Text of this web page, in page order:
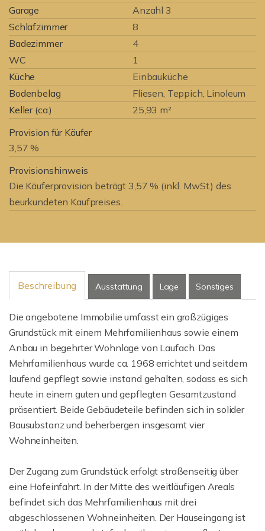
Garage
Anzahl 3
Schlafzimmer
8
Badezimmer
4
WC
1
Küche
Einbauküche
Bodenbelag
Fliesen, Teppich, Linoleum
Keller (ca.)
25,93 m²
Provision für Käufer
3,57 %
Provisionshinweis
Die Käuferprovision beträgt 3,57 % (inkl. MwSt.) des
beurkundeten Kaufpreises.
Beschreibung Ausstattung Lage Sonstiges
Die angebotene Immobilie umfasst ein großzügiges
Grundstück mit einem Mehrfamilienhaus sowie einem
Anbau in begehrter Wohnlage von Laufach. Das
Mehrfamilienhaus wurde ca. 1968 errichtet und seitdem
laufend gepflegt sowie instand gehalten, sodass es sich
heute in einem guten und gepflegten Gesamtzustand
präsentiert. Beide Gebäudeteile befinden sich in solider
Bausubstanz und beherbergen insgesamt vier
Wohneinheiten.
Der Zugang zum Grundstück erfolgt straßenseitig über
eine Hofeinfahrt. In der Mitte des weitläufigen Areals
befindet sich das Mehrfamilienhaus mit drei
abgeschlossenen Wohneinheiten. Der Hauseingang ist